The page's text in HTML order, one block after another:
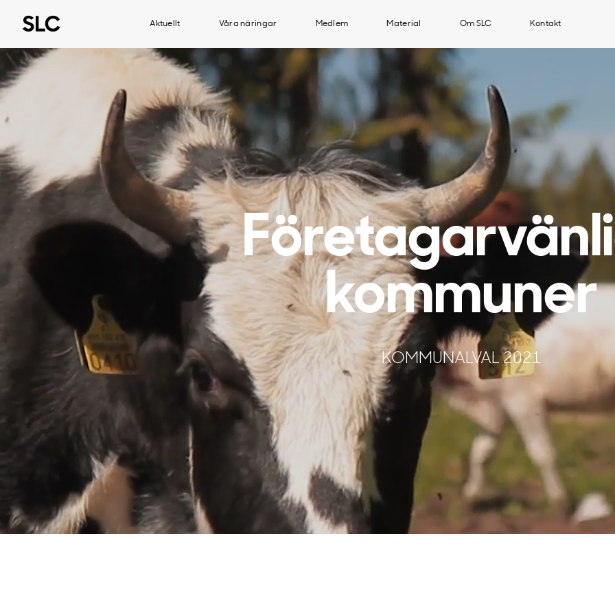
Aktuellt Våra näringar Medlem Material Om SLC Kontakt
kommuner
KOMMUNALVAL 2021